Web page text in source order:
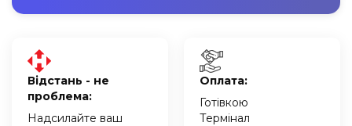
Відстань - не
проблема:
Надсилайте ваш
Оплата:
Готівкою
Термінал